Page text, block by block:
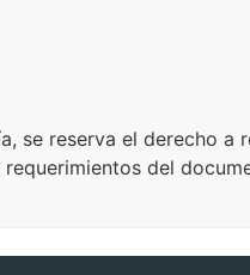
se reserva el derecho a
del